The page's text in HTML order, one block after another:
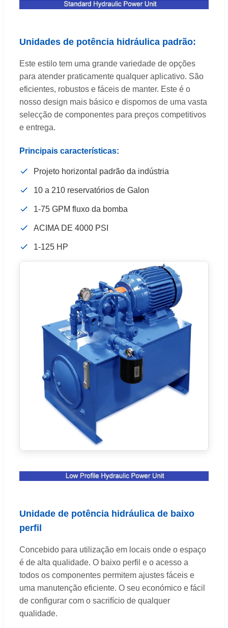
Unidades de potência hidráulica padrão:
Este estilo tem uma grande variedade de opções
para atender praticamente qualquer aplicativo. São
eficientes, robustos e fáceis de manter. Este é o
nosso design mais básico e dispomos de uma vasta
selecção de componentes para preços competitivos
e entrega.
Principais características:
Projeto horizontal padrão da indústria
10 a 210 reservatórios de Galon
1-75 GPM fluxo da bomba
ACIMA DE 4000 PSI
1-125 HP
Unidade de potência hidráulica de baixo
perfil
Concebido para utilização em locais onde o espaço
é de alta qualidade. O baixo perfil e o acesso a
todos os componentes permitem ajustes fáceis e
uma manutenção eficiente. O seu económico e fácil
de configurar com o sacrifício de qualquer
qualidade.